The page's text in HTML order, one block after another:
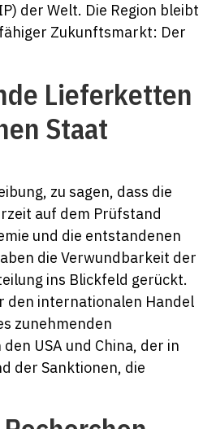
der Welt. Die Region bleibt
Zukunftsmarkt: Der
Lieferketten
Staat
zu sagen, dass die
auf dem Prüfstand
und die entstandenen
die Verwundbarkeit der
ins Blickfeld gerückt.
den internationalen Handel
zunehmenden
USA und China, der in
der Sanktionen, die